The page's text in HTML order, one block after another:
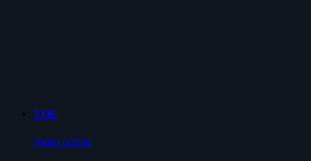
VOE
Video öffnen